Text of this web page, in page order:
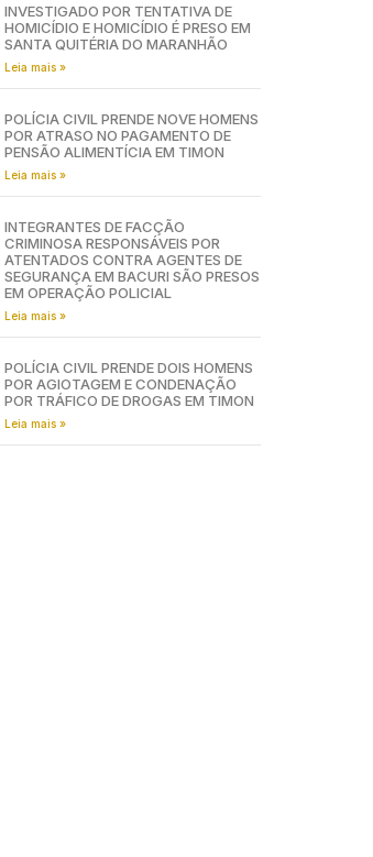
INVESTIGADO POR TENTATIVA DE
HOMICÍDIO E HOMICÍDIO É PRESO EM
SANTA QUITÉRIA DO MARANHÃO
Leia mais »
POLÍCIA CIVIL PRENDE NOVE HOMENS
POR ATRASO NO PAGAMENTO DE
PENSÃO ALIMENTÍCIA EM TIMON
Leia mais »
INTEGRANTES DE FACÇÃO
CRIMINOSA RESPONSÁVEIS POR
ATENTADOS CONTRA AGENTES DE
SEGURANÇA EM BACURI SÃO PRESOS
EM OPERAÇÃO POLICIAL
Leia mais »
POLÍCIA CIVIL PRENDE DOIS HOMENS
POR AGIOTAGEM E CONDENAÇÃO
POR TRÁFICO DE DROGAS EM TIMON
Leia mais »